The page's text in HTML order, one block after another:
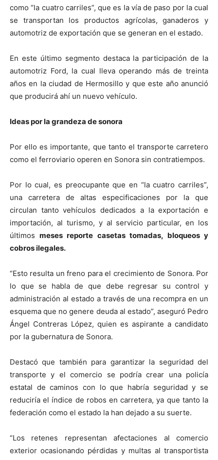
como “la cuatro carriles”, que es la vía de paso por la cual
se transportan los productos agrícolas, ganaderos y
automotriz de exportación que se generan en el estado.
En este último segmento destaca la participación de la
automotriz Ford, la cual lleva operando más de treinta
años en la ciudad de Hermosillo y que este año anunció
que producirá ahí un nuevo vehículo.
Ideas por la grandeza de sonora
Por ello es importante, que tanto el transporte carretero
como el ferroviario operen en Sonora sin contratiempos.
Por lo cual, es preocupante que en “la cuatro carriles”,
una carretera de altas especificaciones por la que
circulan tanto vehículos dedicados a la exportación e
importación, al turismo, y al servicio particular, en los
últimos meses reporte casetas tomadas, bloqueos y
cobros ilegales.
“Esto resulta un freno para el crecimiento de Sonora. Por
lo que se habla de que debe regresar su control y
administración al estado a través de una recompra en un
esquema que no genere deuda al estado”, aseguró Pedro
Ángel Contreras López, quien es aspirante a candidato
por la gubernatura de Sonora.
Destacó que también para garantizar la seguridad del
transporte y el comercio se podría crear una policía
estatal de caminos con lo que habría seguridad y se
reduciría el índice de robos en carretera, ya que tanto la
federación como el estado la han dejado a su suerte.
“Los retenes representan afectaciones al comercio
exterior ocasionando pérdidas y multas al transportista